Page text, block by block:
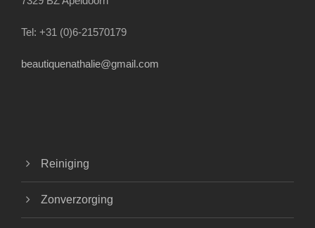
Tel: +31 (0)6-21570179
beautiquenathalie@gmail.com
Reiniging
Zonverzorging